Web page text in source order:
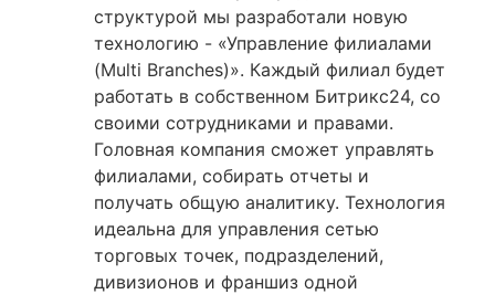
структурой мы разработали новую
технологию - «Управление филиалами
(Multi Branches)». Каждый филиал будет
работать в собственном Битрикс24, со
своими сотрудниками и правами.
Головная компания сможет управлять
филиалами, собирать отчеты и
получать общую аналитику. Технология
идеальна для управления сетью
торговых точек, подразделений,
дивизионов и франшиз одной